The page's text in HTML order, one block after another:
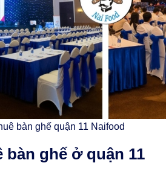
bàn ghế quận 11 Naifood
bàn ghế ở quận 11